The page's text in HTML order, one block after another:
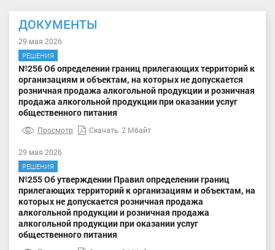
ДОКУМЕНТЫ
29 мая 2026
РЕШЕНИЯ
№256 Об определении границ прилегающих территорий к
организациям и объектам, на которых не допускается
розничная продажа алкогольной продукции и розничная
продажа алкогольной продукции при оказании услуг
общественного питания
Просмотр Скачать 2 Мбайт
29 мая 2026
РЕШЕНИЯ
№255 Об утверждении Правил определении границ
прилегающих территорий к организациям и объектам, на
которых не допускается розничная продажа
алкогольной продукции и розничная продажа
алкогольной продукции при оказании услуг
общественного питания